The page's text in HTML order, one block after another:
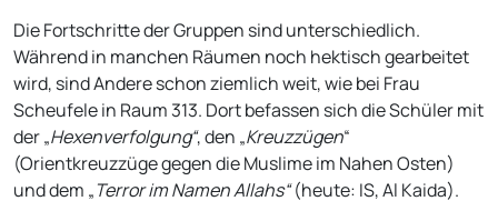
Die Fortschritte der Gruppen sind unterschiedlich.
Während in manchen Räumen noch hektisch gearbeitet
wird, sind Andere schon ziemlich weit, wie bei Frau
Scheufele in Raum 313. Dort befassen sich die Schüler mit
der „Hexenverfolgung“, den „Kreuzzügen“
(Orientkreuzzüge gegen die Muslime im Nahen Osten)
und dem „Terror im Namen Allahs“(heute: IS, Al Kaida).